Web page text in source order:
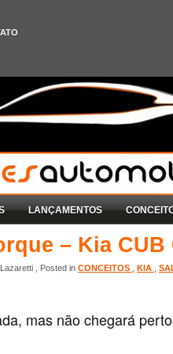
LANÇAMENTOS
– Kia CUB
, Posted in CONCEITOS KIA
mas não chegará